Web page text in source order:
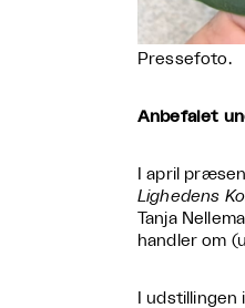
Pressefoto.
Anbefalet
I april
Lighedens
Tanja
handler om
I